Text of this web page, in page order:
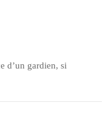
d’un gardien, si